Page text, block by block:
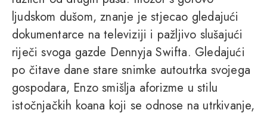
ljudskom dušom, znanje je stjecao gledajući
dokumentarce na televiziji i pažljivo slušajući
riječi svoga gazde Dennyja Swifta. Gledajući
po čitave dane stare snimke autoutrka svojega
gospodara, Enzo smišlja aforizme u stilu
istočnjačkih koana koji se odnose na utrkivanje,